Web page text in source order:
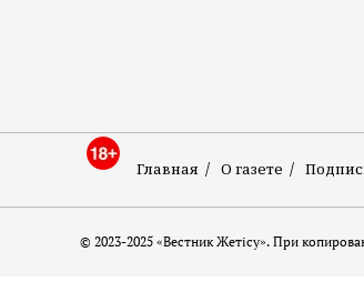
Главная О газете
© 2023-2025 «Вестник Жетісу». При